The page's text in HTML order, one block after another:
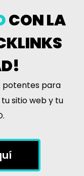
CON LA
potentes para
sitio web y tu